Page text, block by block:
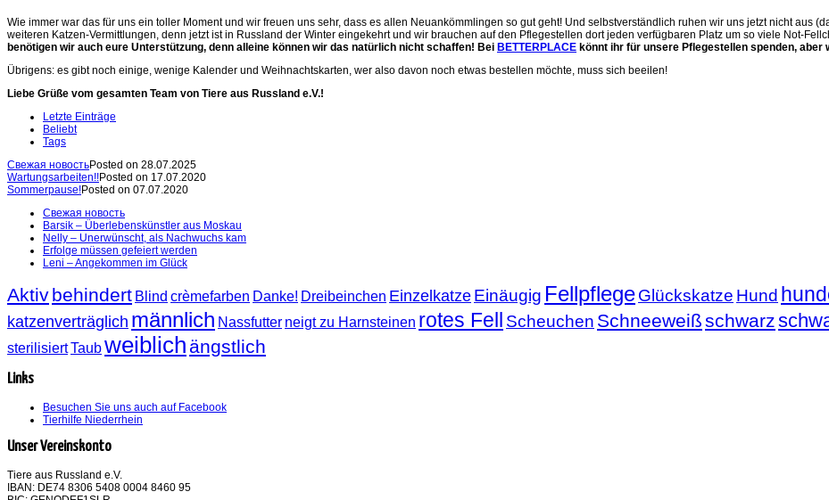
Wie immer war das für uns ein toller Moment und wir freuen uns sehr, dass es allen Neuankömmlingen so gut geht! Und selbstverständlich ruhen wir uns jetzt nicht aus
weiteren Katzen-Vermittlungen, denn jetzt ist in Russland der Winter eingekehrt und wir brauchen auf den Pflegestellen dort jeden verfügbaren Platz um so viele Not-
benötigen wir auch eure Unterstützung, denn alleine können wir das natürlich nicht schaffen! Bei BETTERPLACE könnt ihr für unsere Pflegestellen spenden,
Übrigens: es gibt noch einige, wenige Kalender und Weihnachtskarten, wer also davon noch etwas bestellen möchte, muss sich beeilen!
Liebe Grüße vom gesamten Team von Tiere aus Russland e.V.!
Letzte Einträge
Beliebt
Tags
Свежая новостьPosted on 28.07.2025
Wartungsarbeiten!!Posted on 17.07.2020
Sommerpause!Posted on 07.07.2020
Свежая новость
Barsik – Überlebenskünstler aus Moskau
Nelly – Unerwünscht, als Nachwuchs kam
Erfolge müssen gefeiert werden
Leni – Angekommen im Glück
Aktivbehindert Blind crèmefarben Danke! Dreibeinchen Einzelkatze Einäugig FellpflegeGlückskatze Hund
katzenverträglich männlich Nassfutter neigt zu Harnsteinen rotes Fell Scheuchen Schneeweißschwarz
sterilisiertTaubweiblich ängstlich
Links
Besuchen Sie uns auch auf Facebook
Tierhilfe Niederrhein
Unser Vereinskonto
Tiere aus Russland e.V.
IBAN: DE74 8306 5408 0004 8460 95